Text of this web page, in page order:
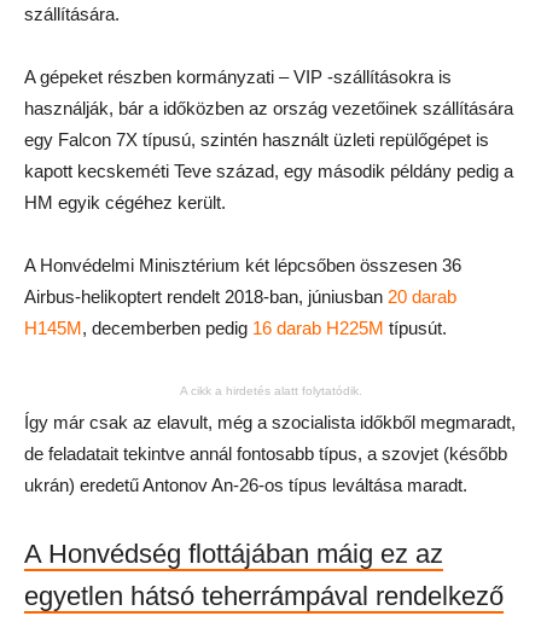
szállítására.
A gépeket részben kormányzati – VIP -szállításokra is
használják, bár a időközben az ország vezetőinek szállítására
egy Falcon 7X típusú, szintén használt üzleti repülőgépet is
kapott kecskeméti Teve század, egy második példány pedig a
HM egyik cégéhez került.
A Honvédelmi Minisztérium két lépcsőben összesen 36
Airbus-helikoptert rendelt 2018-ban, júniusban 20 darab
H145M, decemberben pedig 16 darab H225M típusút.
A cikk a hirdetés alatt folytatódik.
Így már csak az elavult, még a szocialista időkből megmaradt,
de feladatait tekintve annál fontosabb típus, a szovjet (később
ukrán) eredetű Antonov An-26-os típus leváltása maradt.
A Honvédség flottájában máig ez az
egyetlen hátsó teherrámpával rendelkező